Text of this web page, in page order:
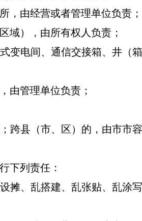
，由经营或者管理单位负责；
域），由所有权人负责 ；
变电间、通信交接箱、井（
由管理单位负责；
跨县（市、区）的，由市市
下列责任：
摊、乱搭建、乱张贴、乱涂